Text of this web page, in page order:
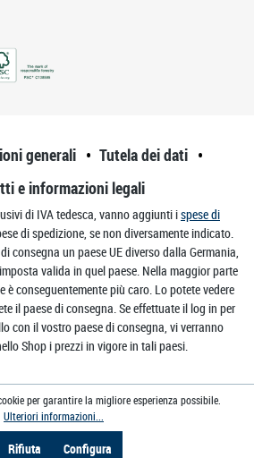
generali
Tutela dei dati
e informazioni legali
di IVA tedesca, vanno aggiunti ispese di
di spedizione, se non diversamente indicato.
consegna un paese UE diverso dalla Germania,
valida in quel paese. Nella maggior parte
è conseguentemente più caro. Lo potete vedere
il paese di consegna. Se effettuate il log in per
con il vostro paese di consegna, vi verranno
Shop i prezzi in vigore in tali paesi.
per garantire la migliore esperienza possibile.
Ulteriori informazioni...
Rifiuta Configura